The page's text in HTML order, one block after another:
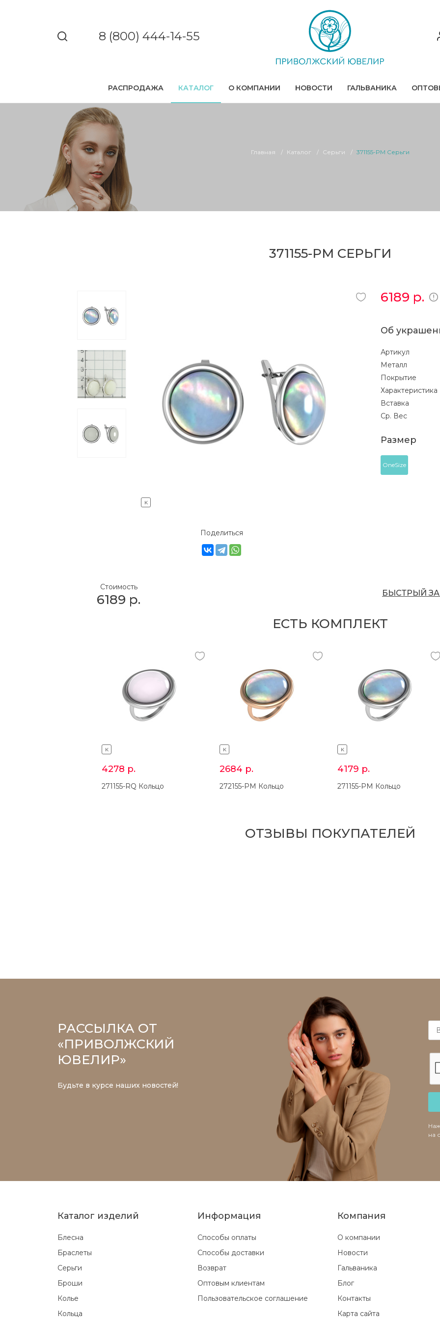
8 (800) 444-14-55
РАСПРОДАЖА КАТАЛОГ О КОМПАНИИ НОВОСТИ ГАЛЬВАНИКА
Главная Каталог Серьги 371155-PM Серьги
371155-PM СЕРЬГИ
K
Поделиться
6189 р.
Об
Артикул
Металл
Покрытие
Характеристика
Вставка
Ср. Вес
Размер
OneSize
Стоимость
6189 р. БЫСТРЫЙ
ЕСТЬ КОМПЛЕКТ
K
4278 р.
271155-RQ Кольцо
K
2684 р.
272155-PM Кольцо
K
4179 р.
271155-PM Кольцо
ОТЗЫВЫ ПОКУПАТЕЛЕЙ
РАССЫЛКА ОТ
«ПРИВОЛЖСКИЙ
ЮВЕЛИР»
Будьте в курсе наших новостей!
на
Каталог изделий
Блесна
Браслеты
Серьги
Броши
Колье
Кольца
Информация
Способы оплаты
Способы доставки
Возврат
Оптовым клиентам
Пользовательское соглашение
Компания
О компании
Новости
Гальваника
Блог
Контакты
Карта сайта